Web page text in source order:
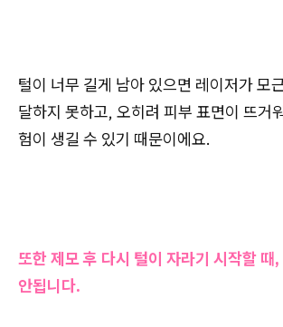
털이 너무 길게 남아 있으면 레이저가 모
달하지 못하고, 오히려 피부 표면이 뜨거
험이 생길 수 있기 때문이에요.
또한 제모 후 다시 털이 자라기 시작할 때
안됩니다.